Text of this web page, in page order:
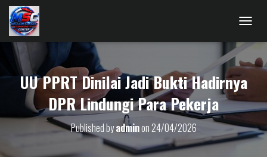
O
G
E
A
I
G
UU PPRT Dinilai Jadi Bukti Hadirnya
DPR Lindungi Para Pekerja
Published byadminon24/04/2026